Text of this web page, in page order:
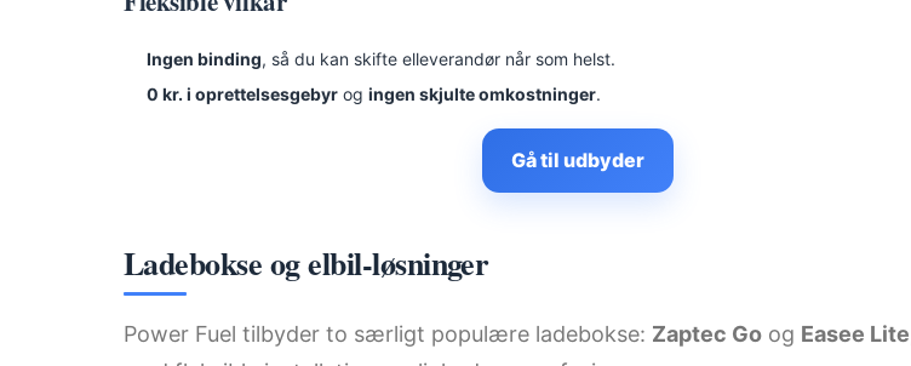
Ingen binding, så du kan skifte elleverandør når som helst.
0 kr. i oprettelsesgebyrog ingen skjulte omkostninger.
Gå til udbyder
Ladebokse og elbil-løsninger
Power Fuel tilbyder to særligt populære ladebokse: Zaptec Go og Easee Lite